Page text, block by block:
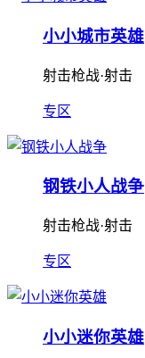
小小城市英雄
射击枪战·射击
专区
钢铁小人战争
射击枪战·射击
专区
小小迷你英雄